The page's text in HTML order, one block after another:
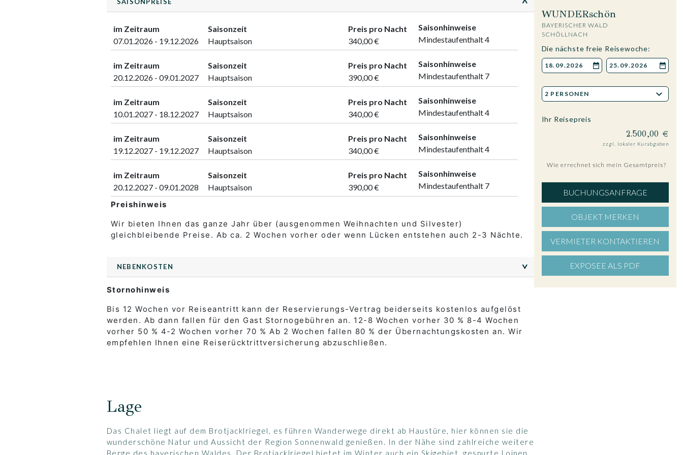
SAISONPREISE <
im Zeitraum
07.01.2026 - 19.12.2026
Saisonzeit
Hauptsaison
Preis pro Nacht
340,00 €
Saisonhinweise
Mindestaufenthalt 4
im Zeitraum
20.12.2026 - 09.01.2027
Saisonzeit
Hauptsaison
Preis pro Nacht
390,00 €
Saisonhinweise
Mindestaufenthalt 7
im Zeitraum
10.01.2027 - 18.12.2027
Saisonzeit
Hauptsaison
Preis pro Nacht
340,00 €
Saisonhinweise
Mindestaufenthalt 4
im Zeitraum
19.12.2027 - 19.12.2027
Saisonzeit
Hauptsaison
Preis pro Nacht
340,00 €
Saisonhinweise
Mindestaufenthalt 4
im Zeitraum
20.12.2027 - 09.01.2028
Saisonzeit
Hauptsaison
Preis pro Nacht
390,00 €
Saisonhinweise
Mindestaufenthalt 7
Preishinweis
Wir bieten Ihnen das ganze Jahr über (ausgenommen Weihnachten und Silvester)
gleichbleibende Preise. Ab ca. 2 Wochen vorher oder wenn Lücken entstehen auch 2-3 Nächte.
NEBENKOSTEN >
Stornohinweis
Bis 12 Wochen vor Reiseantritt kann der Reservierungs-Vertrag beiderseits kostenlos aufgelöst
werden. Ab dann fallen für den Gast Stornogebühren an. 12-8 Wochen vorher 30 % 8-4 Wochen
vorher 50 % 4-2 Wochen vorher 70 % Ab 2 Wochen fallen 80 % der Übernachtungskosten an. Wir
empfehlen Ihnen eine Reiserücktrittversicherung abzuschließen.
Lage
Das Chalet liegt auf dem Brotjacklriegel, es führen Wanderwege direkt ab Haustüre, hier können sie die
wunderschöne Natur und Aussicht der Region Sonnenwald genießen. In der Nähe sind zahlreiche weitere
Berge des bayerischen Waldes. Der Brotjacklriegel bietet im Winter auch ein Skigebiet, gespurte Loipen
WUNDERschön
BAYERISCHER WALD
SCHÖLLNACH
Die nächste freie Reisewoche:
Ihr Reisepreis
2.500,00 €
zzgl. lokaler Kurabgaben
Wie errechnet sich mein Gesamtpreis?
BUCHUNGSANFRAGE
OBJEKT MERKEN
VERMIETER KONTAKTIEREN
EXPOSEE ALS PDF